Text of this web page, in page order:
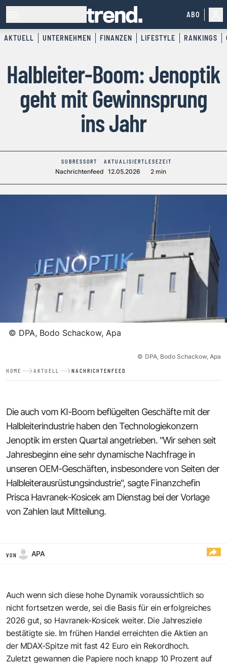
ABO
AKTUELL UNTERNEHMEN FINANZEN LIFESTYLE RANKINGS
Halbleiter-Boom: Jenoptik
geht mit Gewinnsprung
ins Jahr
SUBRESSORT
Nachrichtenfeed
AKTUALISIERT
12.05.2026
LESEZEIT
2 min
© DPA, Bodo Schackow, Apa
© DPA, Bodo Schackow, Apa
HOME AKTUELL NACHRICHTENFEED
Die auch vom KI-Boom beflügelten Geschäfte mit der
Halbleiterindustrie haben den Technologiekonzern
Jenoptik im ersten Quartal angetrieben. "Wir sehen seit
Jahresbeginn eine sehr dynamische Nachfrage in
unseren OEM-Geschäften, insbesondere von Seiten der
Halbleiterausrüstungsindustrie", sagte Finanzchefin
Prisca Havranek-Kosicek am Dienstag bei der Vorlage
von Zahlen laut Mitteilung.
VON APA
Auch wenn sich diese hohe Dynamik voraussichtlich so
nicht fortsetzen werde, sei die Basis für ein erfolgreiches
2026 gut, so Havranek-Kosicek weiter. Die Jahresziele
bestätigte sie. Im frühen Handel erreichten die Aktien an
der MDAX-Spitze mit fast 42 Euro ein Rekordhoch.
Zuletzt gewannen die Papiere noch knapp 10 Prozent auf